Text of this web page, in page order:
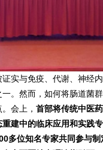
证实与免疫、代谢、神经
。然而，如何将肠道菌群
。会上，首部将传统中医
建中的临床应用和实践
多位知名专家共同参与